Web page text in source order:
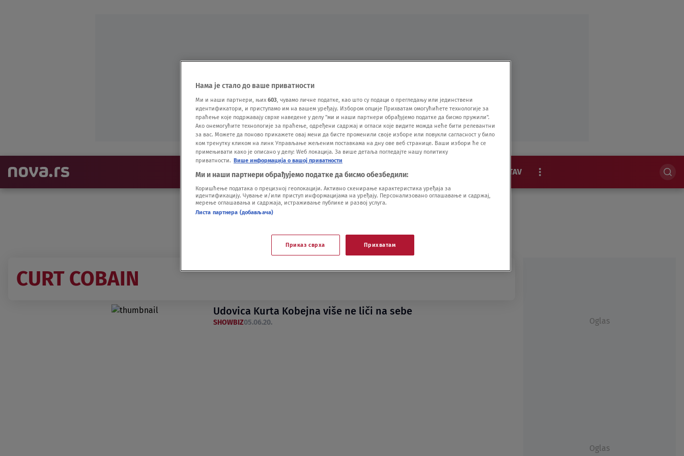
NAJNOVIJE VESTI SHOW SPORT VIDEO NOVA BAZA STAV
EKSKLUZIVNO
CURT COBAIN
Udovica Kurta Kobejna više ne liči na sebe
SHOWBIZ05.06.20. Oglas
Oglas
Нама је стало до ваше приватности
Ми и наши партнери, њих 603, чувамо личне податке, као што су подаци о прегледању или јединствени
идентификатори, и приступамо им на вашем уређају. Избором опције Прихватам омогућићете технологије за
праћење које подржавају сврхе наведене у делу "ми и наши партнери обрађујемо податке да бисмо пружили".
Ако онемогућите технологије за праћење, одређени садржај и огласи које видите можда неће бити релевантни
за вас. Можете да поново прикажете овај мени да бисте променили своје изборе или повукли сагласност у било
ком тренутку кликом на линк Управљање жељеним поставкама на дну ове веб странице. Ваши избори ће се
примењивати како је описано у делу: Wеб локација. За више детаља погледајте нашу политику
приватности. Више информација о вашој приватности
Ми и наши партнери обрађујемо податке да бисмо обезбедили:
Коришћење података о прецизној геолокацији. Активно скенирање карактеристика уређаја за
идентификацију. Чување и/или приступ информацијама на уређају. Персонализовано оглашавање и садржај,
мерење оглашавања и садржаја, истраживање публике и развој услуга.
Листа партнера (добављача)
Приказ сврха Прихватам